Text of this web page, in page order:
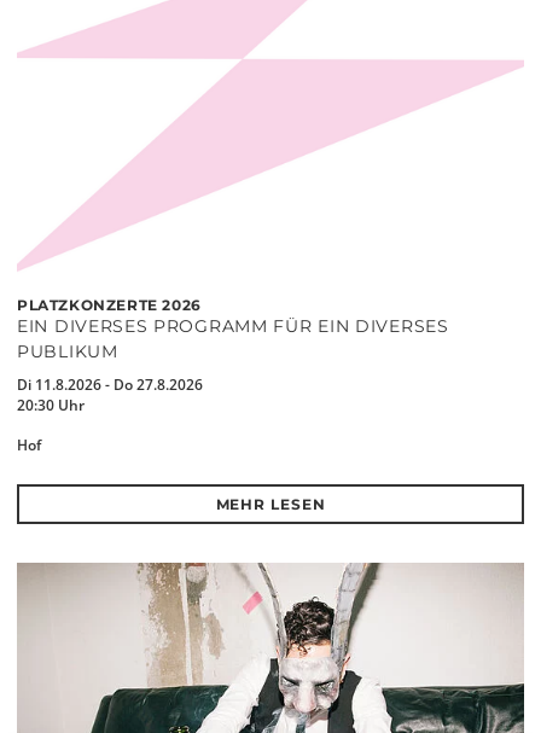
PLATZKONZERTE 2026
EIN DIVERSES PROGRAMM FÜR EIN DIVERSES
PUBLIKUM
Di 11.8.2026 - Do 27.8.2026
20:30 Uhr
Hof
MEHR LESEN